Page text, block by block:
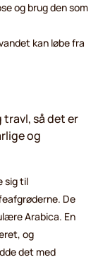
og brug den som
kan løbe fra
så det er
og
sig til
De
Arabica. En
og
det med